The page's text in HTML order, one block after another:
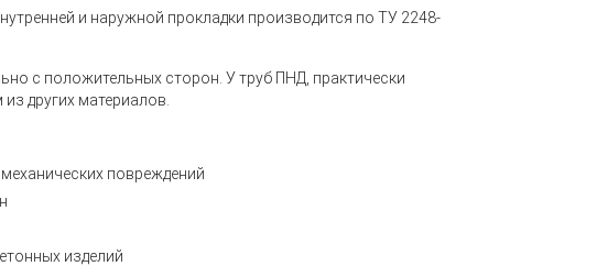
и наружной прокладки производится по ТУ 2248-
с положительных сторон. У труб ПНД, практически
других материалов.
повреждений
изделий